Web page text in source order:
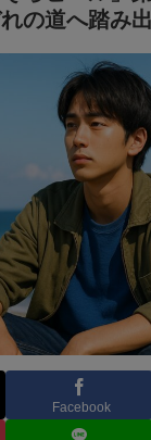
の道へ踏み
Facebook